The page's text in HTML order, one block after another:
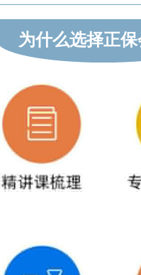
为什么选择正保